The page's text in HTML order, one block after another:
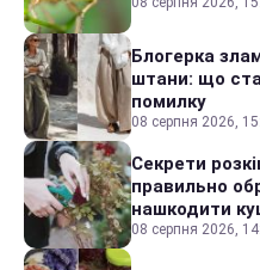
Блогерка
штани: що
помилку
08 серпня 2026,
Секрети
правильно
нашкодити
08 серпня 2026,